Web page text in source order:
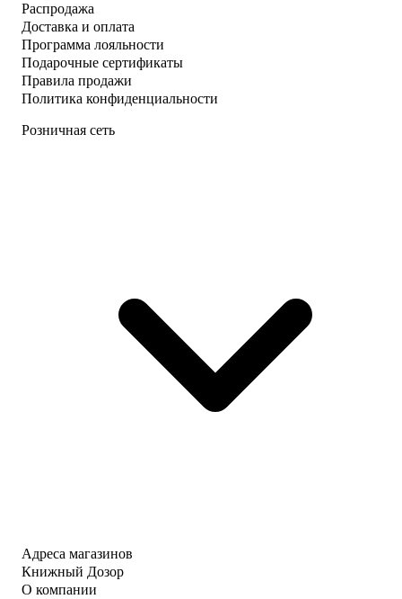
Распродажа
Доставка и оплата
Программа лояльности
Подарочные сертификаты
Правила продажи
Политика конфиденциальности
Розничная сеть
Адреса магазинов
Книжный Дозор
О компании